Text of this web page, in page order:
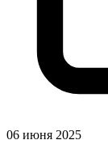
06 июня 2025